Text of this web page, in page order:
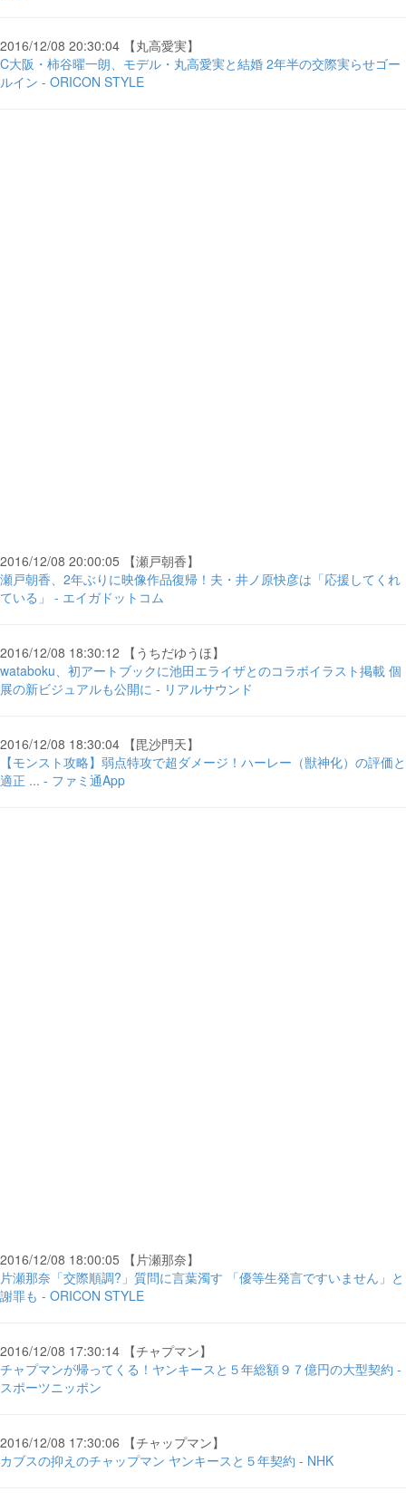
2016/12/08 20:30:04 【丸高愛実】
C大阪・柿谷曜一朗、モデル・丸高愛実と結婚 2年半の交際実らせゴー
ルイン - ORICON STYLE
2016/12/08 20:00:05 【瀬戸朝香】
瀬戸朝香、2年ぶりに映像作品復帰！夫・井ノ原快彦は「応援してくれ
ている」 - エイガドットコム
2016/12/08 18:30:12 【うちだゆうほ】
wataboku、初アートブックに池田エライザとのコラボイラスト掲載 個
展の新ビジュアルも公開に - リアルサウンド
2016/12/08 18:30:04 【毘沙門天】
【モンスト攻略】弱点特攻で超ダメージ！ハーレー（獣神化）の評価と
適正 ... - ファミ通App
2016/12/08 18:00:05 【片瀬那奈】
片瀬那奈「交際順調?」質問に言葉濁す 「優等生発言ですいません」と
謝罪も - ORICON STYLE
2016/12/08 17:30:14 【チャプマン】
チャプマンが帰ってくる！ヤンキースと５年総額９７億円の大型契約 -
スポーツニッポン
2016/12/08 17:30:06 【チャップマン】
カブスの抑えのチャップマン ヤンキースと５年契約 - NHK